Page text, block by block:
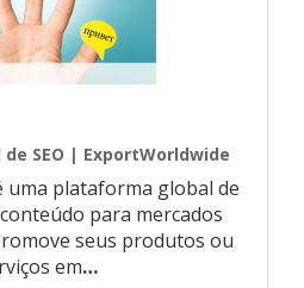
SEO | ExportWorldwide
uma plataforma global de
para mercados
seus produtos ou
em…